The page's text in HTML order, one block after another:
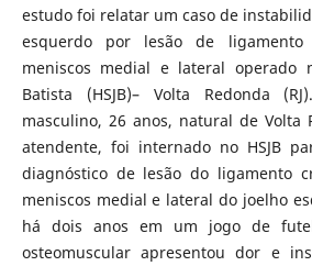
estudo foi relatar um caso de
esquerdo por lesão de
meniscos medial e lateral operado
Batista (HSJB)– Volta Redonda
masculino, 26 anos, natural de Volta
atendente, foi internado no HSJB
diagnóstico de lesão do ligamento
meniscos medial e lateral do joelho
há dois anos em um jogo de
osteomuscular apresentou dor e